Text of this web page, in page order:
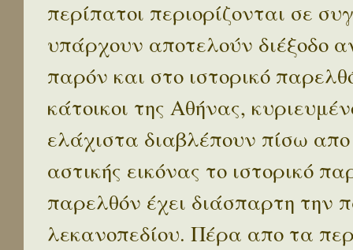
περίπατοι περιορίζονται σε
υπάρχουν αποτελούν διέξοδο
παρόν και στο ιστορικό
κάτοικοι της Αθήνας,
ελάχιστα διαβλέπουν πίσω
αστικής εικόνας το ιστορικό
παρελθόν έχει διάσπαρτη την
λεκανοπεδίου. Πέρα απο τα